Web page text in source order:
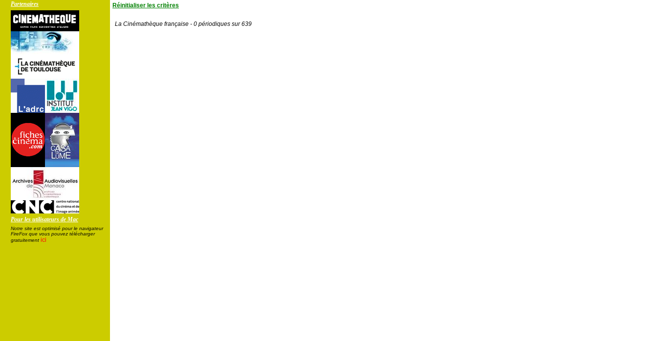
Partenaires
Pour les utilisateurs de Mac
Notre site est optimisé pour le navigateur
FireFox que vous pouvez télécharger
gratuitement ici
Réinitialiser les critères
La Cinémathèque française - 0 périodiques sur 639